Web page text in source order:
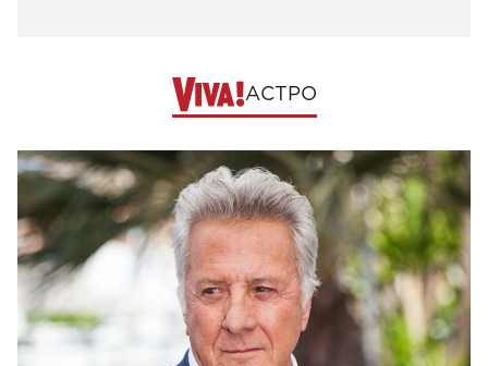
АСТРО